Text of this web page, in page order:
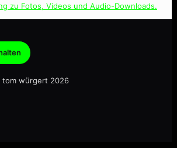
zu Fotos, Videos und Audio-Downloads.
würgert 2026